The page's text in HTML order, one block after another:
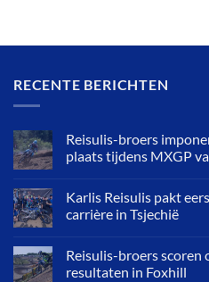
RECENTE BERICHTEN
Reisulis-broers
plaats tijdens MXGP
Karlis Reisulis pakt
carrière in Tsjechië
Reisulis-broers
resultaten in Foxhill